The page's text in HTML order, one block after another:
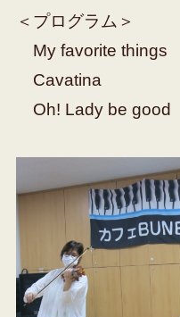
＜プログラム＞
My favorite things
Cavatina
Oh! Lady be good